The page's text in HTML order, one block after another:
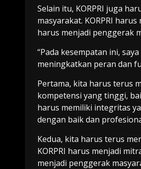
Selain itu, KORPRI juga
masyarakat. KORPRI
harus menjadi penggerak
“Pada kesempatan ini,
meningkatkan peran dan
Pertama, kita harus terus
kompetensi yang tinggi,
harus memiliki integritas
dengan baik dan
Kedua, kita harus terus
KORPRI harus menjadi
menjadi penggerak